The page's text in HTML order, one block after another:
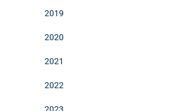
2019
2020
2021
2022
2023